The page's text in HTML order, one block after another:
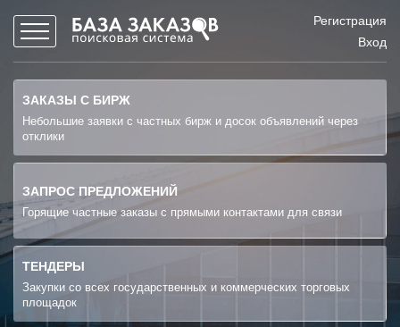
Регистрация
Вход
ЗАКАЗЫ С БИРЖ
Небольшие заявки с частных бирж и досок объявлений через
отклики
ЗАПРОС ПРЕДЛОЖЕНИЙ
Горящие частные заказы с прямыми контактами для связи
ТЕНДЕРЫ
Закупки со всех государственных и коммерческих торговых
площадок